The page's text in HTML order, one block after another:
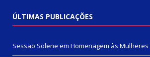
ÚLTIMAS PUBLICAÇÕES
Sessão Solene em Homenagem às Mulheres